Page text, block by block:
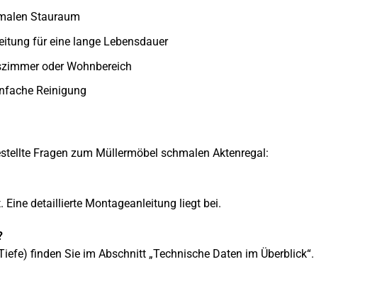
Stauraum
für eine lange Lebensdauer
oder Wohnbereich
Reinigung
Fragen zum Müllermöbel schmalen Aktenregal:
Eine detaillierte Montageanleitung liegt bei.
finden Sie im Abschnitt „Technische Daten im Überblick“.